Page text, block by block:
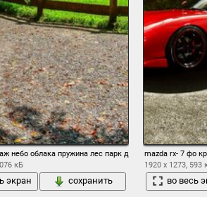
небо облака пружина лес парк деревья дорога
кБ
экран сохранить
mazda rx- 7 фо
1920 x 1273, 593
во весь